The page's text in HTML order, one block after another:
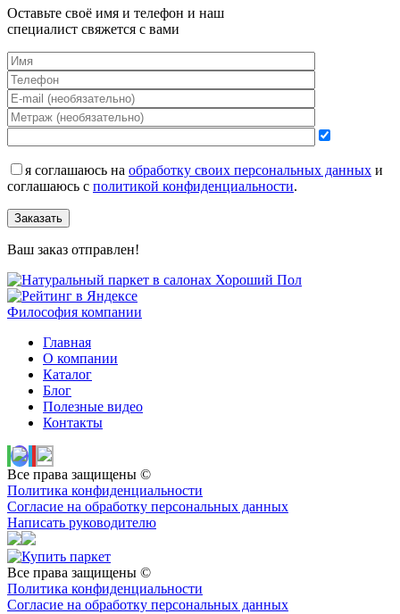
Оставьте своё имя и телефон и наш
специалист свяжется с вами
я соглашаюсь на обработку своих персональных данных и
соглашаюсь с политикой конфиденциальности.
Заказать
Ваш заказ отправлен!
Философия компании
Главная
О компании
Каталог
Блог
Полезные видео
Контакты
Все права защищены ©
Политика конфиденциальности
Согласие на обработку персональных данных
Написать руководителю
Все права защищены ©
Политика конфиденциальности
Согласие на обработку персональных данных